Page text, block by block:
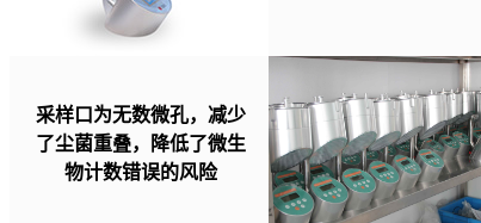
采样口为无数微孔，减少
了尘菌重叠，降低了微生
物计数错误的风险